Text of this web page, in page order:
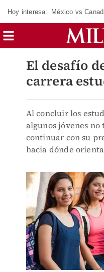
Hoy interesa: México vs
El desafío
carrera
Al concluir los
algunos jóvenes
continuar con su
hacia dónde